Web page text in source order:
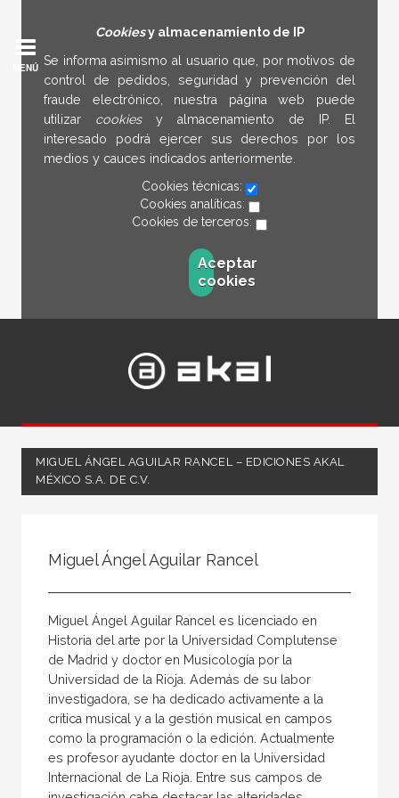
Cookiesy almacenamiento de IP
Se informa asimismo al usuario que, por motivos de
control de pedidos, seguridad y prevención del
fraude electrónico, nuestra página web puede
utilizar cookies y almacenamiento de IP. El
interesado podrá ejercer sus derechos por los
medios y cauces indicados anteriormente.
Cookies técnicas:
Cookies analíticas:
Cookies de terceros:
Aceptar
cookies
MENÚ
MIGUEL ÁNGEL AGUILAR RANCEL – EDICIONES AKAL
MÉXICO S.A. DE C.V.
Ilustrador
Ilustradora
Traductor
Miguel Ángel Aguilar Rancel
Miguel Ángel Aguilar Rancel es licenciado en
Historia del arte por la Universidad Complutense
de Madrid y doctor en Musicología por la
Universidad de la Rioja. Además de su labor
investigadora, se ha dedicado activamente a la
crítica musical y a la gestión musical en campos
como la programación o la edición. Actualmente
es profesor ayudante doctor en la Universidad
Internacional de La Rioja. Entre sus campos de